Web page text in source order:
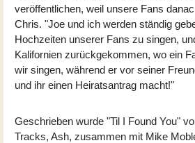
veröffentlichen, weil unsere Fans
Chris. "Joe und ich werden ständig
Hochzeiten unserer Fans zu singen,
Kalifornien zurückgekommen, wo ein
wir singen, während er vor seiner
und ihr einen Heiratsantrag macht!"
Geschrieben wurde "Til I Found You"
Tracks, Ash, zusammen mit Mike